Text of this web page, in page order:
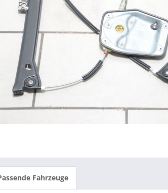
Fahrzeuge